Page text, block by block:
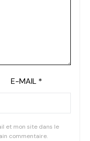
E-MAIL *
et mon site dans le
commentaire.